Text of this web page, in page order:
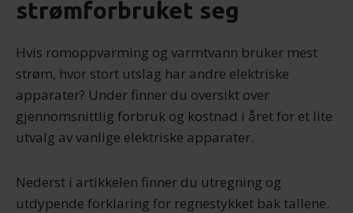
strømforbruket seg
Hvis romoppvarming og varmtvann bruker mest
strøm, hvor stort utslag har andre elektriske
apparater? Under finner du oversikt over
gjennomsnittlig forbruk og kostnad i året for et lite
utvalg av vanlige elektriske apparater.
Nederst i artikkelen finner du utregning og
utdypende forklaring for regnestykket bak tallene.